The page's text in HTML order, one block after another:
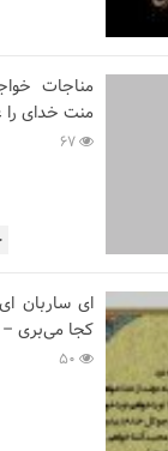
مناجات
منت خدای
ای ساربان
کجا می‌بری